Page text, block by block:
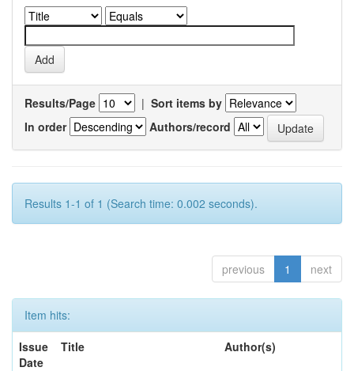
Results/Page | Sort items by
In order
Authors/record
Results 1-1 of 1 (Search time: 0.002 seconds).
previous 1 next
Item hits:
Issue
Date
Title Author(s)